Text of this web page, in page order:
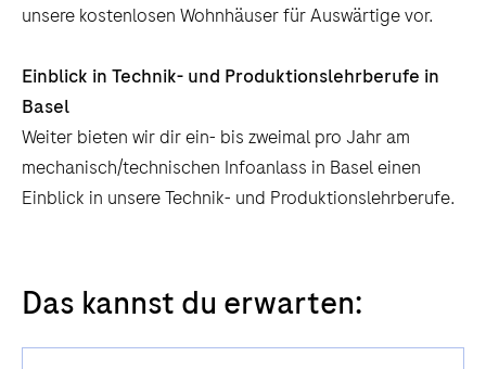
unsere kostenlosen Wohnhäuser für Auswärtige vor.
Einblick in Technik- und Produktionslehrberufe in
Basel
Weiter bieten wir dir ein- bis zweimal pro Jahr am
mechanisch/technischen Infoanlass in Basel einen
Einblick in unsere Technik- und Produktionslehrberufe.
Das kannst du erwarten: